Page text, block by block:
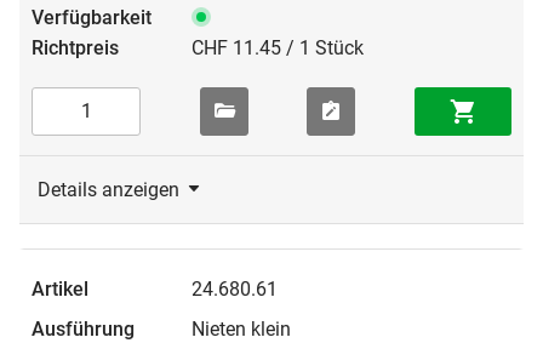
CHF 11.45 / 1 Stück
Details anzeigen
24.680.61
Nieten klein